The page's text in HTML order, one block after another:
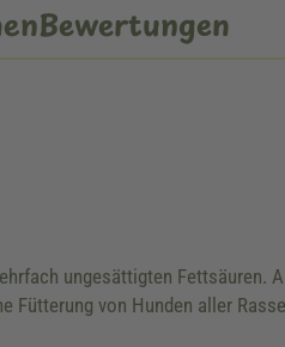
Bewertungen
ungesättigten Fettsäuren.
von Hunden aller